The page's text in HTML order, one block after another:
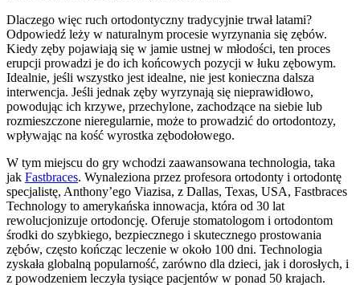
Dlaczego więc ruch ortodontyczny tradycyjnie trwał latami?
Odpowiedź leży w naturalnym procesie wyrzynania się zębów.
Kiedy zęby pojawiają się w jamie ustnej w młodości, ten proces
erupcji prowadzi je do ich końcowych pozycji w łuku zębowym.
Idealnie, jeśli wszystko jest idealne, nie jest konieczna dalsza
interwencja. Jeśli jednak zęby wyrzynają się nieprawidłowo,
powodując ich krzywe, przechylone, zachodzące na siebie lub
rozmieszczone nieregularnie, może to prowadzić do ortodontozy,
wpływając na kość wyrostka zębodołowego.
W tym miejscu do gry wchodzi zaawansowana technologia, taka
jak Fastbraces. Wynaleziona przez profesora ortodonty i ortodontę
specjalistę, Anthony’ego Viazisa, z Dallas, Texas, USA, Fastbraces
Technology to amerykańska innowacja, która od 30 lat
rewolucjonizuje ortodoncję. Oferuje stomatologom i ortodontom
środki do szybkiego, bezpiecznego i skutecznego prostowania
zębów, często kończąc leczenie w około 100 dni. Technologia
zyskała globalną popularność, zarówno dla dzieci, jak i dorosłych, i
z powodzeniem leczyła tysiące pacjentów w ponad 50 krajach.